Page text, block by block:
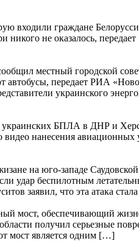
входили граждане
не оказалось,
местный городской
передает РИА
украинского
БПЛА в ДНР и
нанесения
на юго-западе
удар беспилотным
заявил, что эта атака
мост, обеспечивающий
получил серьезные
мост является одним […]